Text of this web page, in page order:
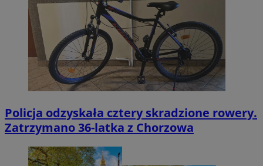
Policja odzyskała cztery skradzione rowery.
Zatrzymano 36-latka z Chorzowa